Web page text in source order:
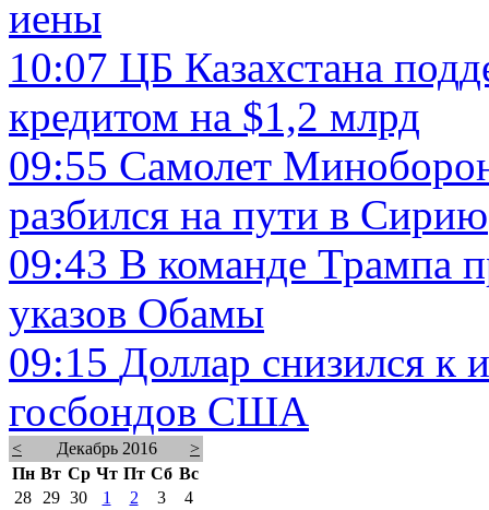
иены
10:07 ЦБ Казахстана
кредитом на $1,2 млрд
09:55 Самолет
разбился на пути в Сирию
09:43 В команде Трампа
указов Обамы
09:15 Доллар снизился к
госбондов США
< Декабрь 2016
>
Пн Вт Ср Чт Пт Сб Вс
28
29 30 1 2 3
4